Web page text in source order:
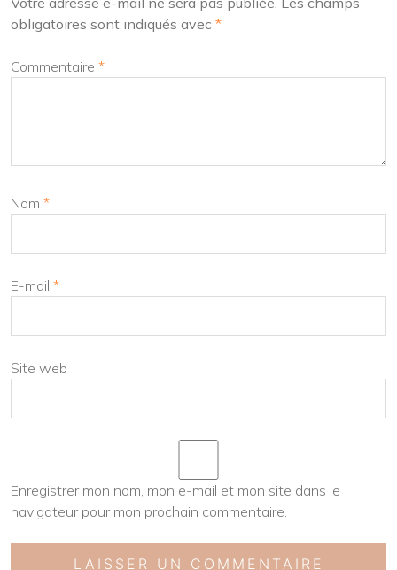
obligatoires sont indiqués avec *
Commentaire *
Nom *
E-mail *
Site web
Enregistrer mon nom, mon e-mail et mon site dans le
navigateur pour mon prochain commentaire.